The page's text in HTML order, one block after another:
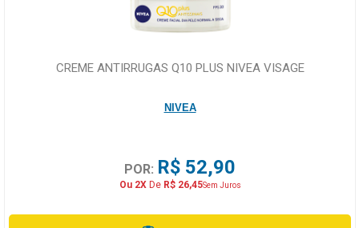
CREME ANTIRRUGAS Q10 PLUS NIVEA VISAGE
NIVEA
POR: R$ 52,90
Ou 2XDe R$ 26,45Sem Juros